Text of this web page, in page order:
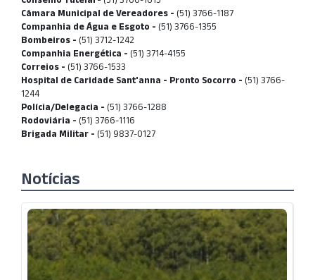
Câmara Municipal de Vereadores - (51) 3766-1187
Companhia de Água e Esgoto - (51) 3766-1355
Bombeiros - (51) 3712-1242
Companhia Energética - (51) 3714-4155
Correios - (51) 3766-1533
Hospital de Caridade Sant'anna - Pronto Socorro - (51) 3766-
1244
Polícia/Delegacia - (51) 3766-1288
Rodoviária - (51) 3766-1116
Brigada Militar - (51) 9837-0127
Notícias